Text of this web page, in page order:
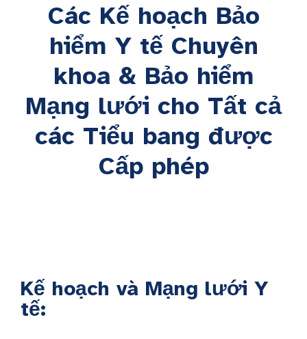
Các Kế hoạch Bảo
hiểm Y tế Chuyên
khoa & Bảo hiểm
Mạng lưới cho Tất cả
các Tiểu bang được
Cấp phép
Kế hoạch và Mạng lưới Y
tế: